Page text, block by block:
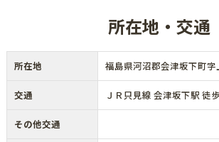
所在地・交通
所在地 福島県河沼郡会津坂下町
交通 ＪＲ只見線 会津坂下駅 徒
その他交通